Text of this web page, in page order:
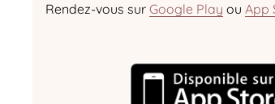
Rendez-vous sur Google Play ou App